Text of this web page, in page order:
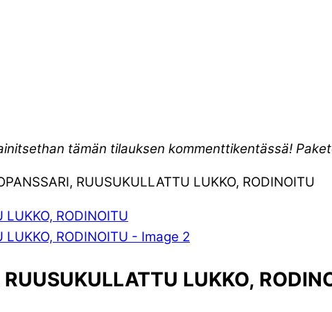
tämän tilauksen kommenttikentässä!
RUUSUKULLATTU LUKKO, RODINOITU
LUKKO,